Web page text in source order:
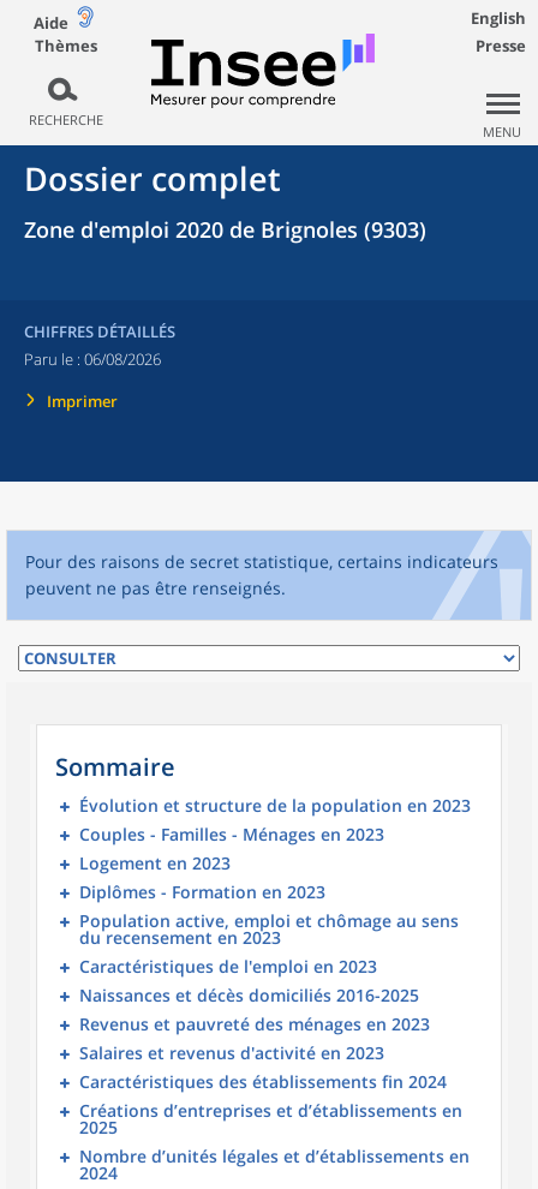
Aide
Thèmes
RECHERCHE
English
Presse
MENU
Dossier complet
Zone d'emploi 2020 de Brignoles (9303)
CHIFFRES DÉTAILLÉS
Paru le : 06/08/2026
Imprimer
Pour des raisons de secret statistique, certains indicateurs
peuvent ne pas être renseignés.
Sommaire
Évolution et structure de la population en 2023
Couples - Familles - Ménages en 2023
Logement en 2023
Diplômes - Formation en 2023
Population active, emploi et chômage au sens
du recensement en 2023
Caractéristiques de l'emploi en 2023
Naissances et décès domiciliés 2016-2025
Revenus et pauvreté des ménages en 2023
Salaires et revenus d'activité en 2023
Caractéristiques des établissements fin 2024
Créations d’entreprises et d’établissements en
2025
Nombre d’unités légales et d’établissements en
2024